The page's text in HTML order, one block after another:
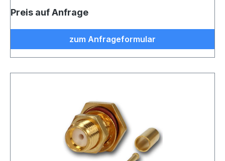
Preis auf Anfrage
zum Anfrageformular